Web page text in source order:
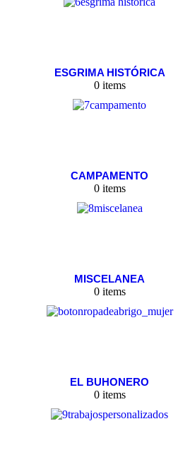
ESGRIMA HISTÓRICA
0 items
CAMPAMENTO
0 items
MISCELANEA
0 items
EL BUHONERO
0 items